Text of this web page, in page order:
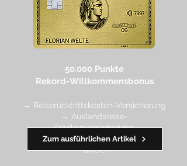
50.000 Punkte
Rekord-Willkommensbonus
→ Reiserücktrittskosten-Versicherung
→ Auslandsreise-
Krankenversicherung
→ wertvolle Rabatte dank Amex
Offers
Zum ausführlichen Artikel